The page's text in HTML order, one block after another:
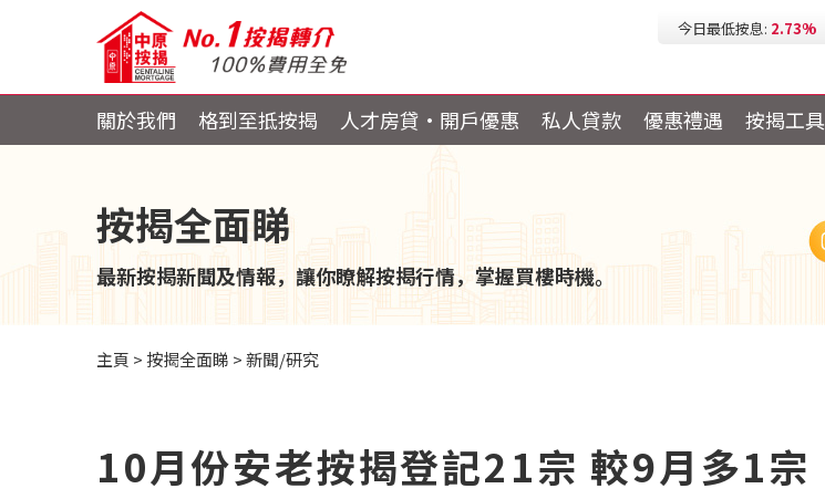
今日最低按息: 2.73%
關於我們 格到至抵按揭 人才房貸・開戶優惠 私人貸款 優惠禮遇 按揭工具
按揭全面睇
最新按揭新聞及情報，讓你瞭解按揭行情，掌握買樓時機。
主頁 >按揭全面睇 >新聞/研究
10月份安老按揭登記21宗 較9月多1宗